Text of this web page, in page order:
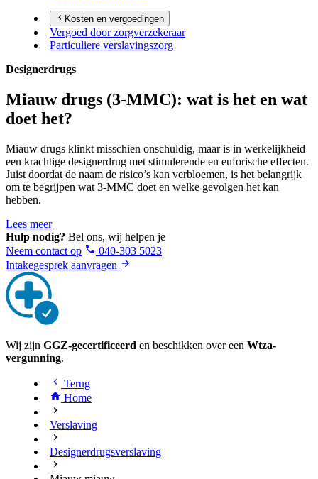
Kosten en vergoedingen
Vergoed door zorgverzekeraar
Particuliere verslavingszorg
Designerdrugs
Miauw drugs (3-MMC): wat is het en wat
doet het?
Miauw drugs klinkt misschien onschuldig, maar is in werkelijkheid
een krachtige designerdrug met stimulerende en euforische effecten.
Juist doordat de naam de risico’s kan verbloemen, is het belangrijk
om te begrijpen wat 3-MMC doet en welke gevolgen het kan
hebben.
Lees meer
Hulp nodig? Bel ons, wij helpen je
Neem contact op
040-303 5023
Intakegesprek aanvragen
Wij zijn GGZ-gecertificeerd en beschikken over een Wtza-
vergunning.
Terug
Home
Verslaving
Designerdrugsverslaving